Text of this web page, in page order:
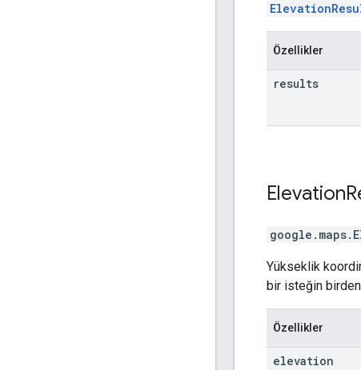
Özellikler
results
Elevation
google.maps.
Yükseklik
bir isteğin
Özellikler
elevation